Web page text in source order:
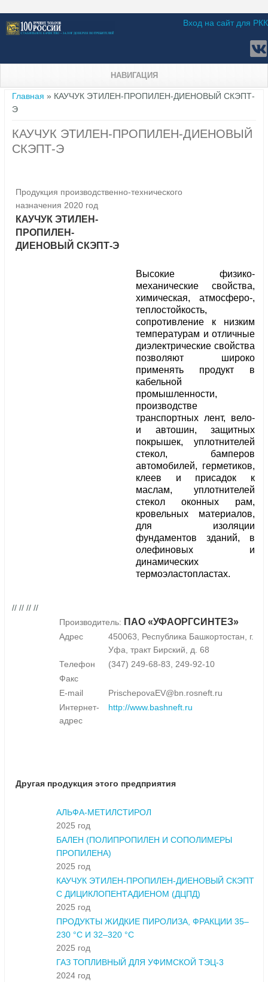
Вход на сайт для РКК
НАВИГАЦИЯ
Вы здесь
Главная » КАУЧУК ЭТИЛЕН-ПРОПИЛЕН-ДИЕНОВЫЙ СКЭПТ-
Э
КАУЧУК ЭТИЛЕН-ПРОПИЛЕН-ДИЕНОВЫЙ
СКЭПТ-Э
Продукция производственно-технического
назначения 2020 год
КАУЧУК ЭТИЛЕН-
ПРОПИЛЕН-
ДИЕНОВЫЙ СКЭПТ-Э
Высокие физико-
механические свойства,
химическая, атмосферо-,
теплостойкость,
сопротивление к низким
температурам и отличные
диэлектрические свойства
позволяют широко
применять продукт в
кабельной
промышленности,
производстве
транспортных лент, вело-
и автошин, защитных
покрышек, уплотнителей
стекол, бамперов
автомобилей, герметиков,
клеев и присадок к
маслам, уплотнителей
стекол оконных рам,
кровельных материалов,
для изоляции
фундаментов зданий, в
олефиновых и
динамических
термоэластопластах.
// // // //
Производитель: ПАО «УФАОРГСИНТЕЗ»
Адрес
450063, Республика Башкортостан, г.
Уфа, тракт Бирский, д. 68
Телефон
(347) 249-68-83, 249-92-10
Факс
E-mail
PrischepovaEV@bn.rosneft.ru
Интернет-
адрес
http://www.bashneft.ru
Другая продукция этого предприятия
АЛЬФА-МЕТИЛСТИРОЛ
2025 год
БАЛЕН (ПОЛИПРОПИЛЕН И СОПОЛИМЕРЫ
ПРОПИЛЕНА)
2025 год
КАУЧУК ЭТИЛЕН-ПРОПИЛЕН-ДИЕНОВЫЙ СКЭПТ
С ДИЦИКЛОПЕНТАДИЕНОМ (ДЦПД)
2025 год
ПРОДУКТЫ ЖИДКИЕ ПИРОЛИЗА, ФРАКЦИИ 35–
230 °С И 32–320 °С
2025 год
ГАЗ ТОПЛИВНЫЙ ДЛЯ УФИМСКОЙ ТЭЦ-3
2024 год